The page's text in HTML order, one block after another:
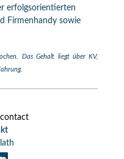
erfolgsorientierten
Firmenhandy sowie
Das Gehalt liegt über KV,